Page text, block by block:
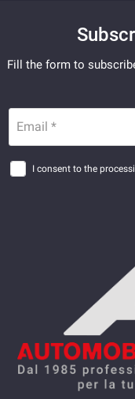
Fill the form to
Email *
I consent to the